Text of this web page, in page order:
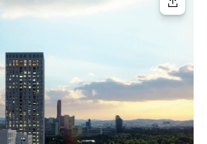
Ihre Nachricht
suchen und wir finden Ihre
kontaktieren?
& finden lassen